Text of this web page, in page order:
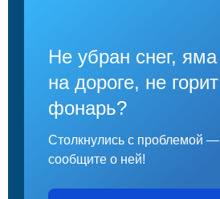
Не убран снег, яма
на дороге, не горит
фонарь?
Столкнулись с проблемой —
сообщите о ней!